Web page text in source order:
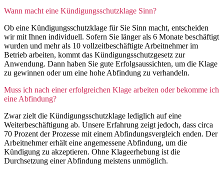
Wann macht eine Kündigungsschutzklage Sinn?
Ob eine Kündigungsschutzklage für Sie Sinn macht, entscheiden
wir mit Ihnen individuell. Sofern Sie länger als 6 Monate beschäftigt
wurden und mehr als 10 vollzeitbeschäftigte Arbeitnehmer im
Betrieb arbeiten, kommt das Kündigungsschutzgesetz zur
Anwendung. Dann haben Sie gute Erfolgsaussichten, um die Klage
zu gewinnen oder um eine hohe Abfindung zu verhandeln.
Muss ich nach einer erfolgreichen Klage arbeiten oder bekomme ich
eine Abfindung?
Zwar zielt die Kündigungsschutzklage lediglich auf eine
Weiterbeschäftigung ab. Unsere Erfahrung zeigt jedoch, dass circa
70 Prozent der Prozesse mit einem Abfindungsvergleich enden. Der
Arbeitnehmer erhält eine angemessene Abfindung, um die
Kündigung zu akzeptieren. Ohne Klageerhebung ist die
Durchsetzung einer Abfindung meistens unmöglich.